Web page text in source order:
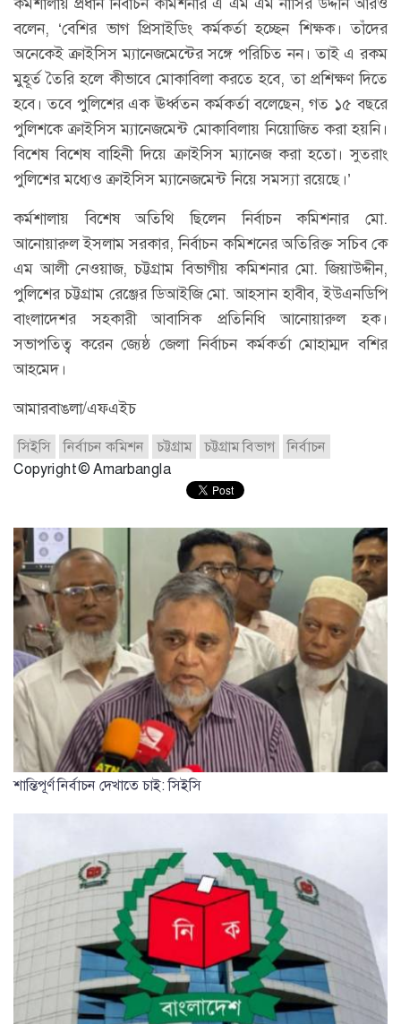
বলেন, ‘বেশির ভাগ প্রিসাইডিং কর্মকর্তা হচ্ছেন শিক্ষক। তাঁদের
অনেকেই ক্রাইসিস ম্যানেজমেন্টের সঙ্গে পরিচিত নন। তাই এ রকম
মুহূর্ত তৈরি হলে কীভাবে মোকাবিলা করতে হবে, তা প্রশিক্ষণ দিতে
হবে। তবে পুলিশের এক ঊর্ধ্বতন কর্মকর্তা বলেছেন, গত ১৫ বছরে
পুলিশকে ক্রাইসিস ম্যানেজমেন্ট মোকাবিলায় নিয়োজিত করা হয়নি।
বিশেষ বিশেষ বাহিনী দিয়ে ক্রাইসিস ম্যানেজ করা হতো। সুতরাং
পুলিশের মধ্যেও ক্রাইসিস ম্যানেজমেন্ট নিয়ে সমস্যা রয়েছে।’
কর্মশালায় বিশেষ অতিথি ছিলেন নির্বাচন কমিশনার মো.
আনোয়ারুল ইসলাম সরকার, নির্বাচন কমিশনের অতিরিক্ত সচিব কে
এম আলী নেওয়াজ, চট্টগ্রাম বিভাগীয় কমিশনার মো. জিয়াউদ্দীন,
পুলিশের চট্টগ্রাম রেঞ্জের ডিআইজি মো. আহসান হাবীব, ইউএনডিপি
বাংলাদেশর সহকারী আবাসিক প্রতিনিধি আনোয়ারুল হক।
সভাপতিত্ব করেন জ্যেষ্ঠ জেলা নির্বাচন কর্মকর্তা মোহাম্মদ বশির
আহমেদ।
আমারবাঙলা/এফএইচ
সিইসি নির্বাচন কমিশন চট্টগ্রাম চট্টগ্রাম বিভাগ
নির্বাচন
Copyright © Amarbangla
শান্তিপূর্ণ নির্বাচন দেখাতে চাই: সিইসি